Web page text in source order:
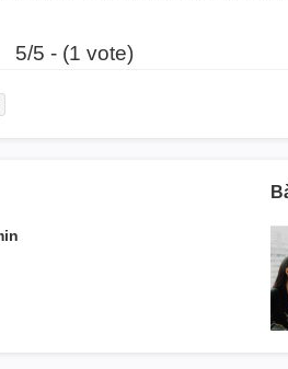
5/5 - (1 vote)